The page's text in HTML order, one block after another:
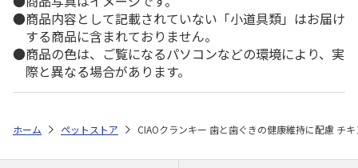
商品内容として記載されていない「小道具類」はお届け
する商品に含まれておりません。
商品の色は、ご覧になるパソコンなどの環境により、実
際と異なる場合があります。
ホーム ペットストア CIAOクランキー 歯と歯ぐきの健康維持に配慮 チ